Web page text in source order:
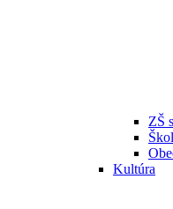
ZŠ
Kultúra